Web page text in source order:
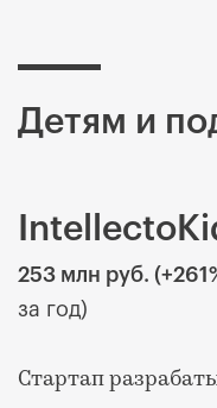
Детям и
253 млн руб.
за год)
Стартап